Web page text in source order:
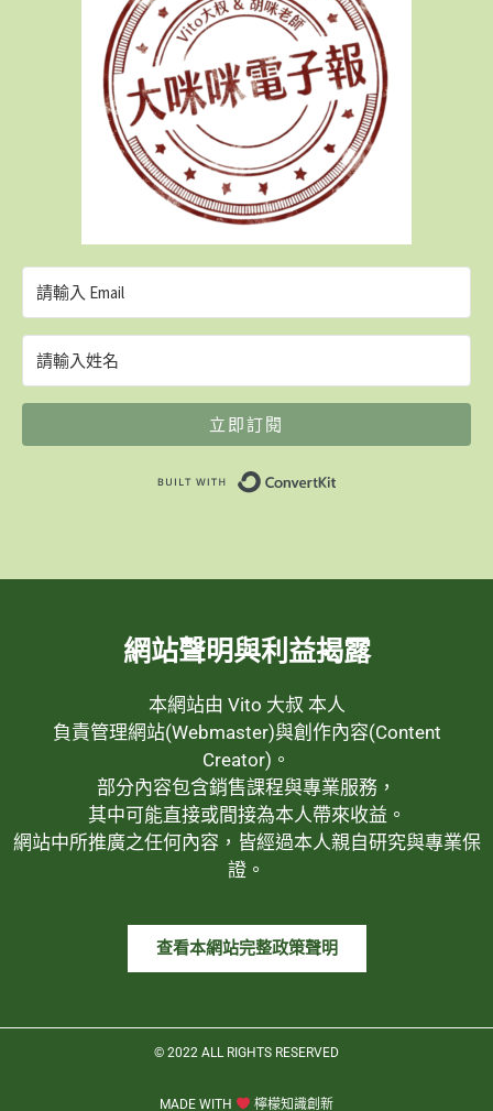
立即訂閱
網站聲明與利益揭露
本網站由 Vito 大叔 本人
負責管理網站(Webmaster)與創作內容(Content
Creator)。
部分內容包含銷售課程與專業服務，
其中可能直接或間接為本人帶來收益。
網站中所推廣之任何內容，皆經過本人親自研究與專業保
證。
查看本網站完整政策聲明
© 2022 ALL RIGHTS RESERVED​
MADE WITH 檸檬知識創新